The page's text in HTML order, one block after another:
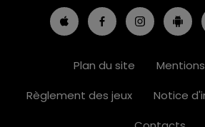
Plan du site
Règlement des jeux
Notice